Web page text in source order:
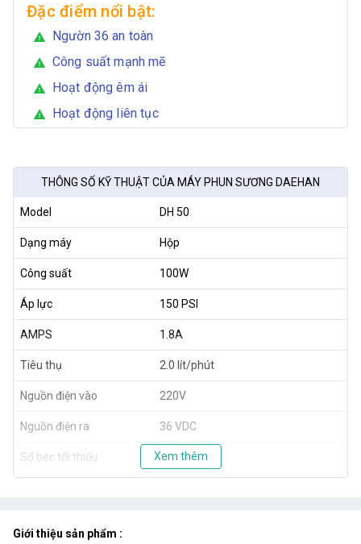
Đặc điểm nổi bật:
warning Ngườn 36 an toàn
warning Công suất mạnh mẽ
warning Hoạt động êm ái
warning Hoạt động liên tục
THÔNG SỐ KỸ THUẬT CỦA MÁY PHUN SƯƠNG DAEHAN
Model DH 50
Dạng máy Hộp
Công suất 100W
Áp lực 150 PSI
AMPS 1.8A
Tiêu thụ 2.0 lít/phút
Nguồn điện vào 220V
Nguồn điện ra 36 VDC
Số béc tối thiểu 30 béc
Xem thêm
Giới thiệu sản phẩm :